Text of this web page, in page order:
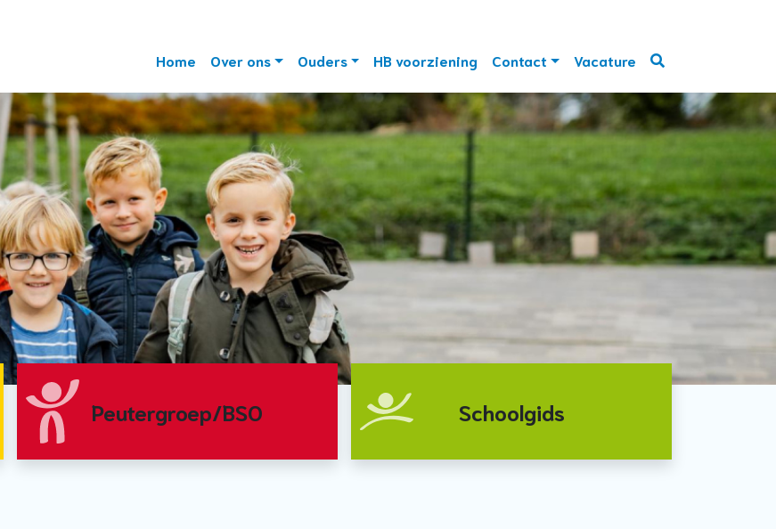
Home Over ons Ouders HB voorziening Contact Vacature
Peutergroep/BSO Schoolgids